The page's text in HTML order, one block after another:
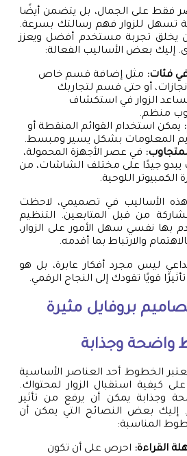
فقط على الجمال، بل يتضمن أيضًا
تسهل للزوار فهم رسالتك بسرعة.
يخلق تجربة مستخدم أفضل ويعزز
إليك بعض الأساليب الفعالة:
فئات: مثل إضافة قسم خاص
أو حتى قسم لتجاربك
الزوار في استكشاف
منظم.
يمكن استخدام القوائم المنقطة أو
المعلومات بشكل يسير ومبسط.
في عصر الأجهزة المحمولة،
يبدو جيدًا على مختلف الشاشات، من
الكمبيوتر اللوحية.
الأساليب في تصميمي، لاحظت
من قبل المتابعين. التنظيم
بها نفسي سهل الأمور على الزوار،
والارتباط بما أقدمه.
ليس مجرد أفكار عابرة، بل هو
قويًا تقودك إلى النجاح الرقمي.
بروفايل مثيرة
وجذابة
الخطوط أحد العناصر الأساسية
كيفية استقبال الزوار لمحتواك.
وجذابة يمكن أن يرفع من تأثير
بعض النصائح التي يمكن أن
المناسبة:
القراءة: احرص على أن تكون